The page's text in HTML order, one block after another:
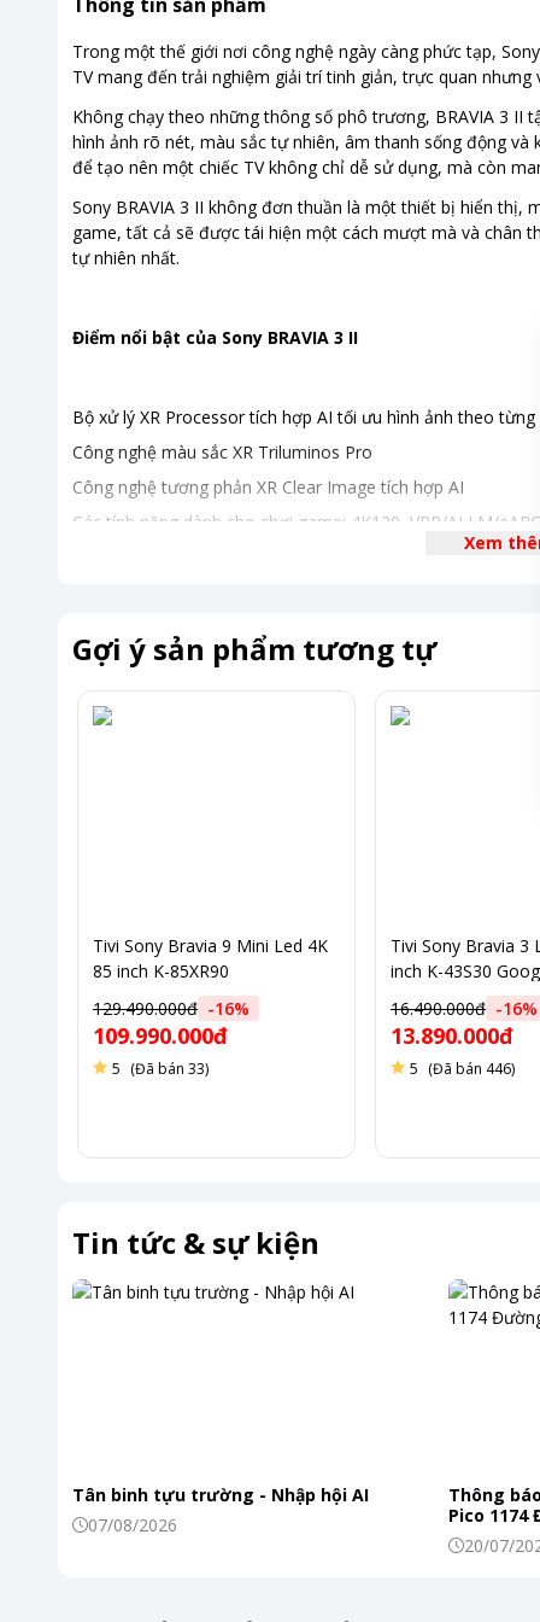
Kích thước không chân
Ngang
Khối lượng không chân
20.8 kg
Công nghệ hình ảnh
- Màn
- Công
mắt
- Công
và chân
- Hỗ trợ
Công nghệ âm thanh
Dolby
DTS:X
DTS-
Khoảng giá
Trong một thế giới nơi công nghệ ngày càng phức tạp,
TV mang đến trải nghiệm giải trí tinh giản, trực quan
Không chạy theo những thông số phô trương, BRAVIA 3 II
hình ảnh rõ nét, màu sắc tự nhiên, âm thanh sống động
để tạo nên một chiếc TV không chỉ dễ sử dụng, mà còn
Sony BRAVIA 3 II không đơn thuần là một thiết bị hiển thị,
game, tất cả sẽ được tái hiện một cách mượt mà và chân
tự nhiên nhất.
Điểm nổi bật của Sony BRAVIA 3 II
Bộ xử lý XR Processor tích hợp AI tối ưu hình ảnh theo từng
Công nghệ màu sắc XR Triluminos Pro
Công nghệ tương phản XR Clear Image tích hợp AI
Các tính năng dành cho chơi game: 4K120, VRR/ALLM/eARC
Hệ điều hành Google TV cùng những tính năng chuẩn
Giao diện Eco Dashboard không chỉ thân thiện mà còn
Thiết kế tối giản, tinh tế – Hòa hợp trong mọi không
BRAVIA 3 II được thiết kế theo triết lý tối giản đặc trưng
*Hình ảnh chỉ mang
Ở trung tâm của BRAVIA 3 II là bộ xử lý XR Processor,
Không chỉ xử lý hình ảnh theo thông số kỹ thuật, XR
*Hình ảnh chỉ mang
Xem
Gợi ý sản phẩm tương tự
Tivi Sony Bravia 9 Mini Led 4K
85 inch K-85XR90
129.490.000đ -16%
109.990.000đ
5 (Đã bán 33)
Tivi Sony Bravia 3
inch K-43S30
16.490.000đ -16%
13.890.000đ
5 (Đã bán 446)
Tin tức & sự kiện
Tân binh tựu trường - Nhập hội AI
07/08/2026
Thông
Pico 1174
20/07/